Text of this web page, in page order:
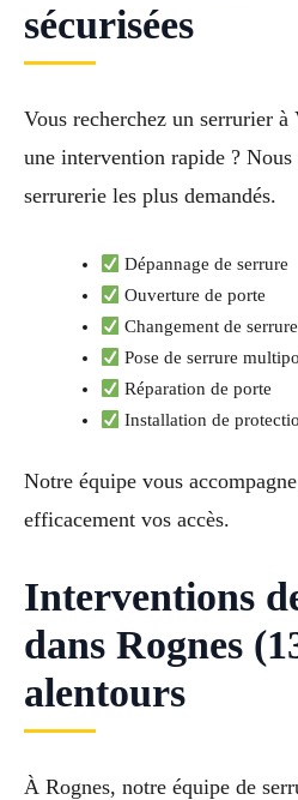
sécurisées
Vous recherchez un serrurier
une intervention rapide ? Nous
serrurerie les plus demandés.
Dépannage de serrure
Ouverture de porte
Changement de
Pose de serrure
Réparation de porte
Installation de
Notre équipe vous
efficacement vos accès.
Interventions
dans Rognes
alentours
À Rognes, notre équipe de